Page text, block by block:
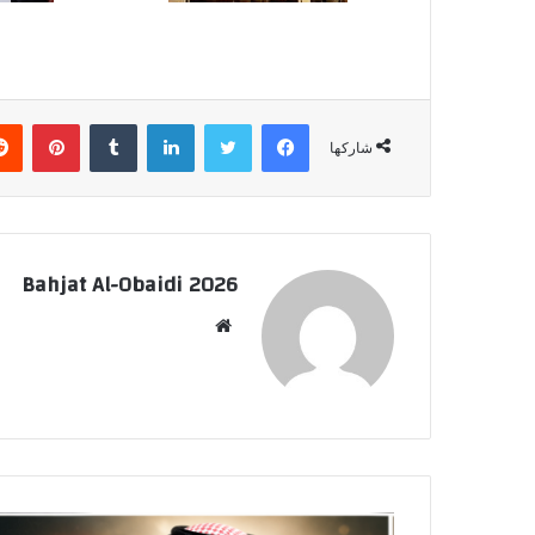
شاركها
فيسبوك تويتر لينكدإن
Bahjat Al-Obaidi 2026